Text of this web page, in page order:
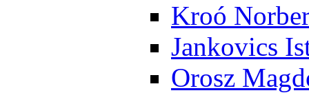
Kroó
Jan­ko­vics
Orosz